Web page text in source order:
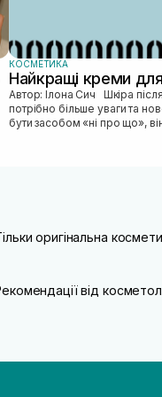
КОСМЕТИКА
Найкращі креми
Автор: Ілона Сич Шкіра після 40 досі красива та молода, просто їй
потрібно більше уваги та
бути засобом «ні про що»,
оригінальна
від